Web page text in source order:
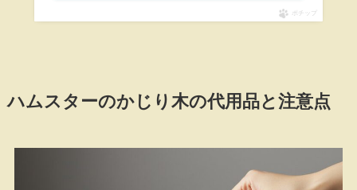
ポチップ
ハムスターのかじり木の代用品と注意点